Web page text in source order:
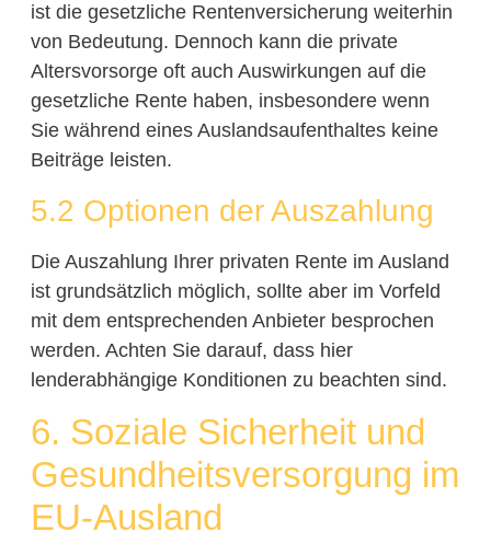
ist die gesetzliche Rentenversicherung weiterhin
von Bedeutung. Dennoch kann die private
Altersvorsorge oft auch Auswirkungen auf die
gesetzliche Rente haben, insbesondere wenn
Sie während eines Auslandsaufenthaltes keine
Beiträge leisten.
5.2 Optionen der Auszahlung
Die Auszahlung Ihrer privaten Rente im Ausland
ist grundsätzlich möglich, sollte aber im Vorfeld
mit dem entsprechenden Anbieter besprochen
werden. Achten Sie darauf, dass hier
lenderabhängige Konditionen zu beachten sind.
6. Soziale Sicherheit und
Gesundheitsversorgung im
EU-Ausland